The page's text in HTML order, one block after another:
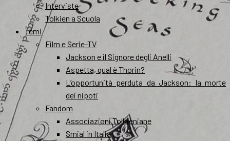
Interviste
Tolkien a Scuola
Temi
Film e Serie-TV
Jackson e il Signore degli Anelli
Aspetta, qual è Thorin?
L’opportunità perduta da Jackson: la morte
dei nipoti
Fandom
Associazioni Tolkieniane
Smial in Italia